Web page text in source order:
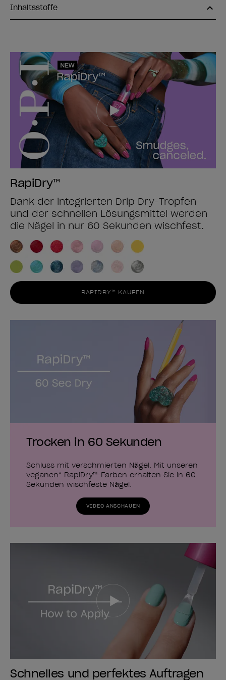
Inhaltsstoffe
RapiDry™
Dank der integrierten Drip Dry-Tropfen
und der schnellen Lösungsmittel werden
die Nägel in nur 60 Sekunden wischfest.
RAPIDRY™ KAUFEN
Trocken in 60 Sekunden
Schluss mit verschmierten Nägel. Mit unseren
veganen* RapiDry™-Farben erhalten Sie in 60
Sekunden wischfeste Nägel.
VIDEO ANSCHAUEN
Schnelles und perfektes Auftragen